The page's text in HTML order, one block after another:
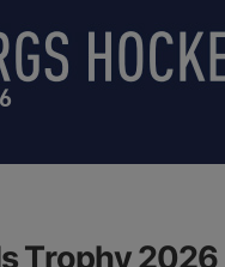
Trophy 2026